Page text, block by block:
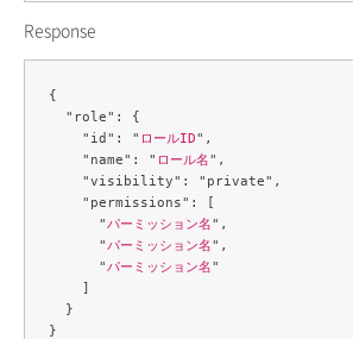
Response
{
  "role": {
    "id": "
ロールID",
    "name": "
ロール名",
    "visibility": "private",
    "permissions": [
      "
パーミッション名",
      "
パーミッション名",
      "
パーミッション名"
    ]
  }